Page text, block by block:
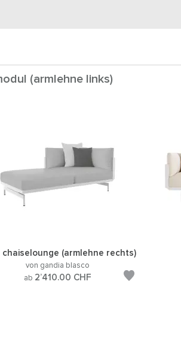
(armlehne links)
chaiselounge (armlehne rechts)
von gandia blasco
ab 2’410.00 CHF